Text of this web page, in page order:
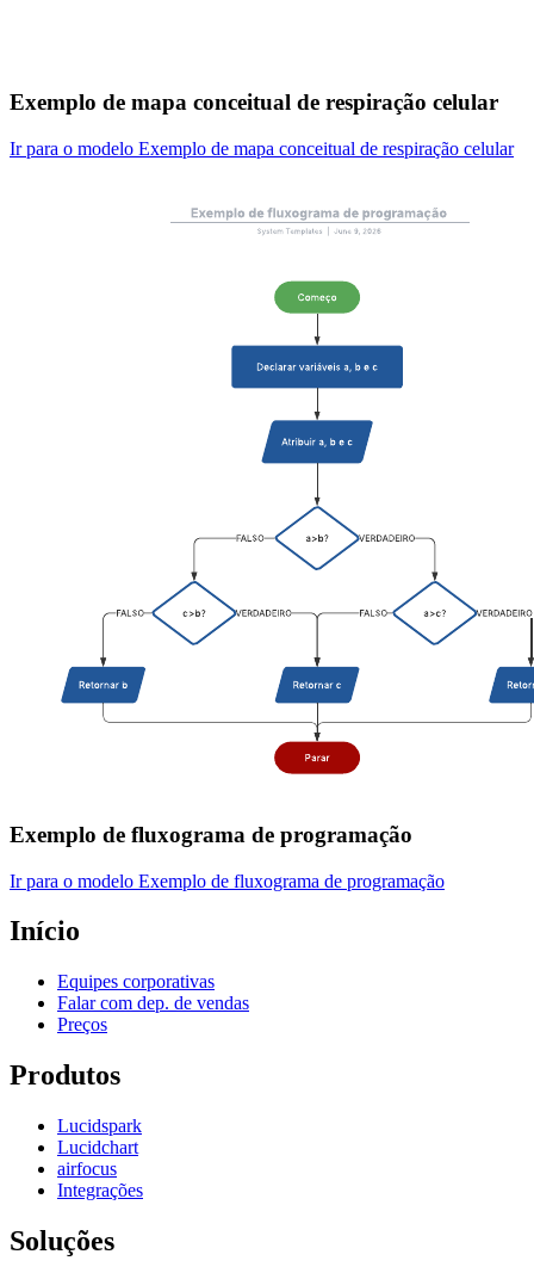
Exemplo de mapa conceitual de respiração celular
Ir para o modelo Exemplo de mapa conceitual de respiração celular
Exemplo de fluxograma de programação
Ir para o modelo Exemplo de fluxograma de programação
Início
Equipes corporativas
Falar com dep. de vendas
Preços
Produtos
Lucidspark
Lucidchart
airfocus
Integrações
Soluções